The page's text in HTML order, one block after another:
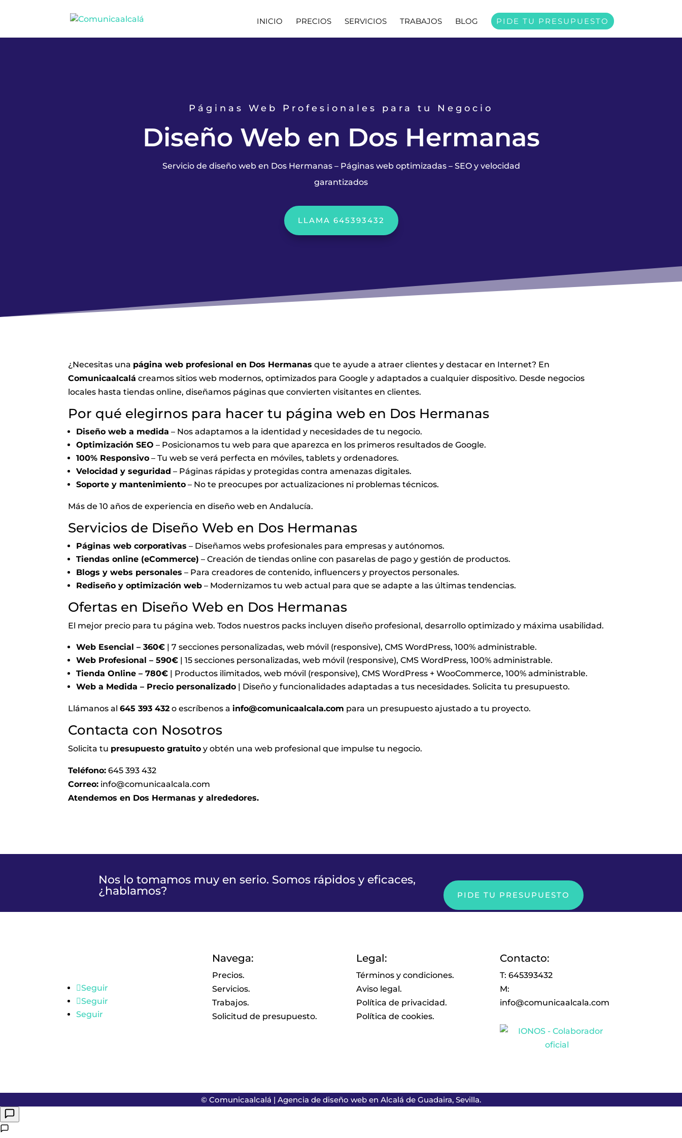
INICIO PRECIOS SERVICIOS TRABAJOS BLOG PIDE TU PRESUPUESTO
Páginas Web Profesionales para tu Negocio
Diseño Web en Dos Hermanas
Servicio de diseño web en Dos Hermanas – Páginas web optimizadas – SEO y velocidad
garantizados
LLAMA 645393432
¿Necesitas una página web profesional en Dos Hermanas que te ayude a atraer clientes y destacar en Internet? En
Comunicaalcalá creamos sitios web modernos, optimizados para Google y adaptados a cualquier dispositivo. Desde negocios
locales hasta tiendas online, diseñamos páginas que convierten visitantes en clientes.
Por qué elegirnos para hacer tu página web en Dos Hermanas
Diseño web a medida – Nos adaptamos a la identidad y necesidades de tu negocio.
Optimización SEO – Posicionamos tu web para que aparezca en los primeros resultados de Google.
100% Responsivo – Tu web se verá perfecta en móviles, tablets y ordenadores.
Velocidad y seguridad – Páginas rápidas y protegidas contra amenazas digitales.
Soporte y mantenimiento – No te preocupes por actualizaciones ni problemas técnicos.
Más de 10 años de experiencia en diseño web en Andalucía.
Servicios de Diseño Web en Dos Hermanas
Páginas web corporativas – Diseñamos webs profesionales para empresas y autónomos.
Tiendas online (eCommerce) – Creación de tiendas online con pasarelas de pago y gestión de productos.
Blogs y webs personales – Para creadores de contenido, influencers y proyectos personales.
Rediseño y optimización web – Modernizamos tu web actual para que se adapte a las últimas tendencias.
Ofertas en Diseño Web en Dos Hermanas
El mejor precio para tu página web. Todos nuestros packs incluyen diseño profesional, desarrollo optimizado y máxima usabilidad.
Web Esencial – 360€ | 7 secciones personalizadas, web móvil (responsive), CMS WordPress, 100% administrable.
Web Profesional – 590€ | 15 secciones personalizadas, web móvil (responsive), CMS WordPress, 100% administrable.
Tienda Online – 780€ | Productos ilimitados, web móvil (responsive), CMS WordPress + WooCommerce, 100% administrable.
Web a Medida – Precio personalizado | Diseño y funcionalidades adaptadas a tus necesidades. Solicita tu presupuesto.
Llámanos al645 393 432 o escríbenos a info@comunicaalcala.com para un presupuesto ajustado a tu proyecto.
Contacta con Nosotros
Solicita tu presupuesto gratuito y obtén una web profesional que impulse tu negocio.
Teléfono: 645 393 432
Correo: info@comunicaalcala.com
Atendemos en Dos Hermanas y alrededores.
Nos lo tomamos muy en serio. Somos rápidos y eficaces,
¿hablamos?
PIDE TU PRESUPUESTO
Seguir
Seguir
Seguir
Navega:
Precios.
Servicios.
Trabajos.
Solicitud de presupuesto.
Legal:
Términos y condiciones.
Aviso legal.
Política de privacidad.
Política de cookies.
Contacto:
T: 645393432
M:
info@comunicaalcala.com
© Comunicaalcalá | Agencia de diseño web en Alcalá de Guadaira, Sevilla.